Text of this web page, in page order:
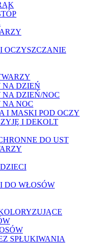
OCZYSZCZANIE
NA DZIEŃ
NA DZIEŃ/NOC
NA NOC
I MASKI POD OCZY
I DEKOLT
DO UST
DO WŁOSÓW
SPŁUKIWANIA